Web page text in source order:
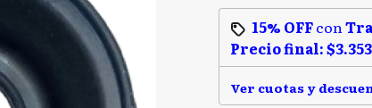
15% OFFcon
Precio final:
Ver cuotas y